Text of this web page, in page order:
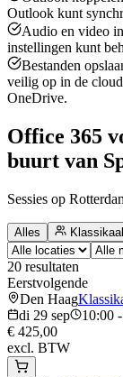
Outlook kunt
Audio en video
instellingen kunt
Bestanden
veilig op in de
OneDrive.
Office 365
buurt van
Sessies op
Alles Klassikaal
20 resultaten
Eerstvolgende
Den Haag
di 29 sep
10:00
€ 425,00
excl. BTW